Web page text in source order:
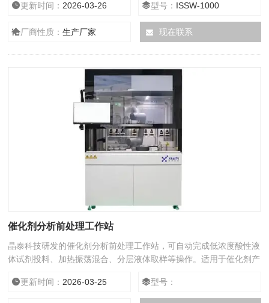
放实验室人力，提高实验室效率。并结合智能算法，实现反应数据分
析和反应参数循环迭代的自动优化过程。
更新时间： 2026-03-26 型号： ISSW-1000
厂商性质：生产厂家 现在联系
催化剂分析前处理工作站
晶泰科技研发的催化剂分析前处理工作站，可自动完成低浓度酸性液
体试剂投料、加热振荡混合、分层液体取样等操作。适用于催化剂产
免人为错误，提升实验通量，提高产品分析效率。
更新时间： 2026-03-25 型号：